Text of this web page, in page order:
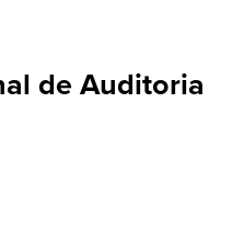
de Auditoria